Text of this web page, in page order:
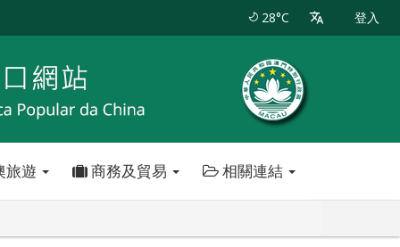
28°C 登入
遊 商務及貿易 相關連結